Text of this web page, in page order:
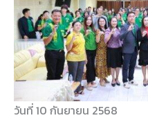
วันที่ 10 กันยายน 2568